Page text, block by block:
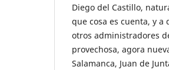
Diego del Castillo,
que cosa es cuenta, y
otros administradores
provechosa, agora
Salamanca, Juan de